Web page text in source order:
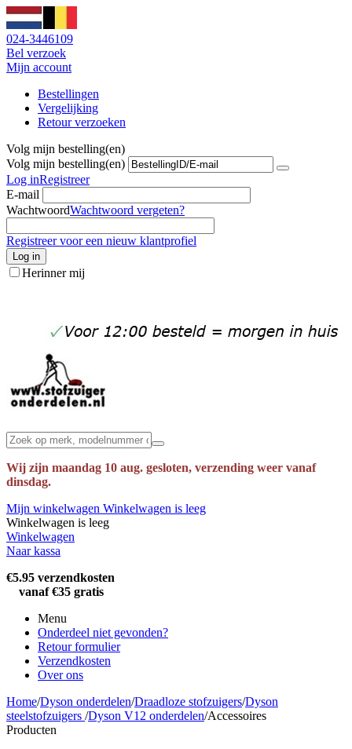
024-3446109
Bel verzoek
Mijn account
Bestellingen
Vergelijking
Retour verzoeken
Volg mijn bestelling(en)
Volg mijn bestelling(en)
Log inRegistreer
E-mail
WachtwoordWachtwoord vergeten?
Registreer voor een nieuw klantprofiel
Log in
Herinner mij
Wij zijn maandag 10 aug. gesloten, verzending weer vanaf
dinsdag.
Mijn winkelwagen Winkelwagen is leeg
Winkelwagen is leeg
Winkelwagen
Naar kassa
€5.95 verzendkosten
vanaf €35 gratis
Menu
Onderdeel niet gevonden?
Retour formulier
Verzendkosten
Over ons
Home/Dyson onderdelen/Draadloze stofzuigers/Dyson
steelstofzuigers /Dyson V12 onderdelen/Accessoires
Producten